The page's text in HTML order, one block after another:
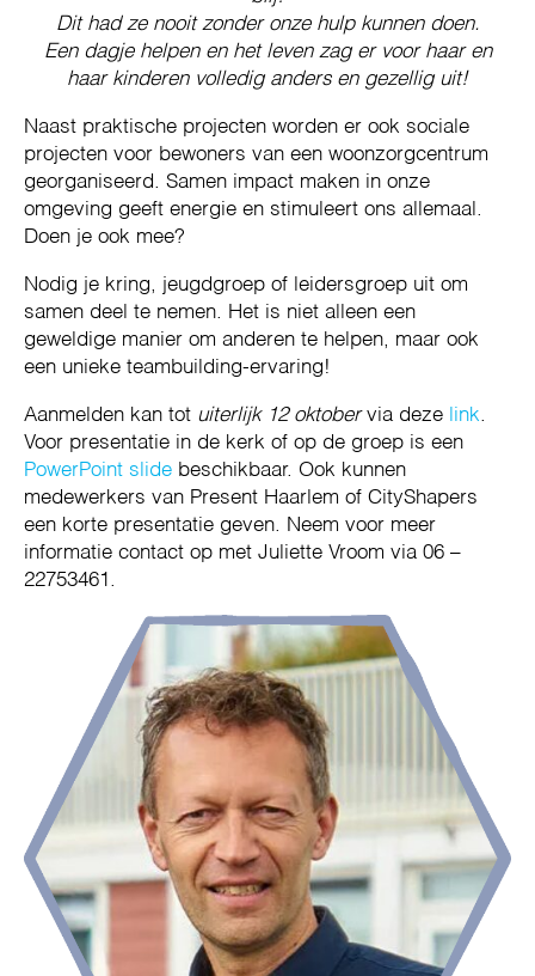
Dit had ze nooit zonder onze hulp kunnen doen.
Een dagje helpen en het leven zag er voor haar en
haar kinderen volledig anders en gezellig uit!
Naast praktische projecten worden er ook sociale
projecten voor bewoners van een woonzorgcentrum
georganiseerd. Samen impact maken in onze
omgeving geeft energie en stimuleert ons allemaal.
Doen je ook mee?
Nodig je kring, jeugdgroep of leidersgroep uit om
samen deel te nemen. Het is niet alleen een
geweldige manier om anderen te helpen, maar ook
een unieke teambuilding-ervaring!
Aanmelden kan tot uiterlijk 12 oktobervia deze link.
Voor presentatie in de kerk of op de groep is een
PowerPoint slide beschikbaar. Ook kunnen
medewerkers van Present Haarlem of CityShapers
een korte presentatie geven. Neem voor meer
informatie contact op met Juliette Vroom via 06 –
22753461.